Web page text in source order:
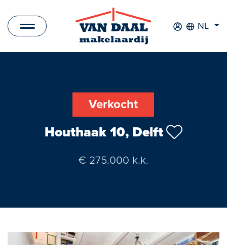
NL
Bedrijfsaanbod
Open huizen
Verkocht
Houthaak 10, Delft
€ 275.000 k.k.